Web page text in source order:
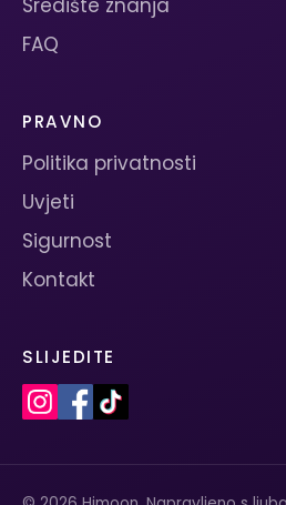
Središte znanja
FAQ
PRAVNO
Politika privatnosti
Uvjeti
Sigurnost
Kontakt
SLIJEDITE